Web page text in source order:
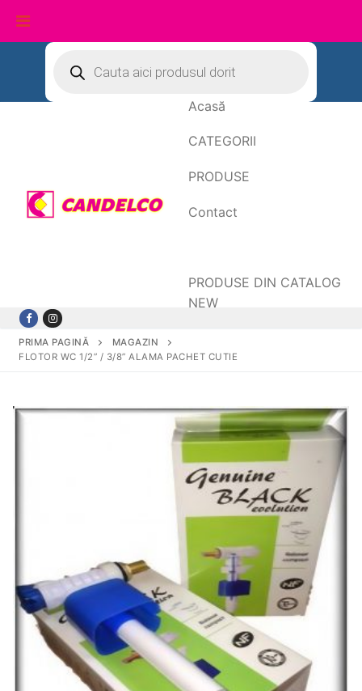
conținut
search
Acasă
CATEGORII
PRODUSE
Contact
PRODUSE DIN CATALOG
NEW
PRIMA PAGINĂ
MAGAZIN
FLOTOR WC 1/2” / 3/8” ALAMA PACHET CUTIE